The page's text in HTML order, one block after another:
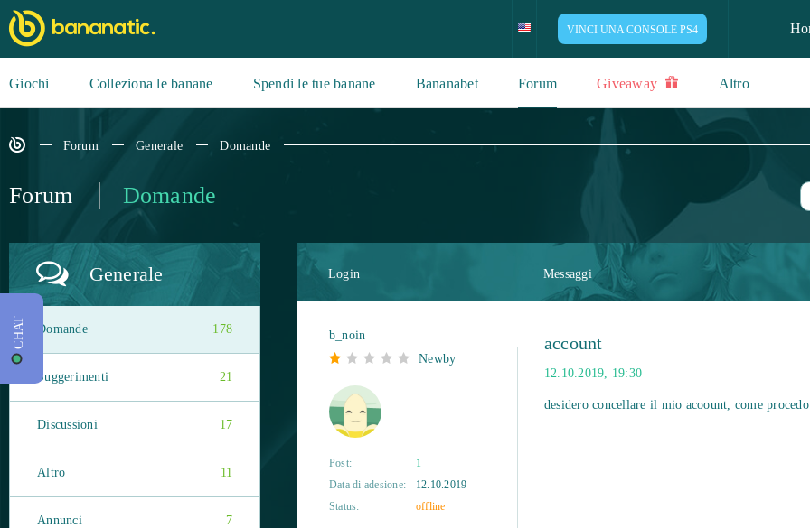
VINCI UNA CONSOLE PS4
Giochi Colleziona le banane Spendi le tue banane Bananabet Forum Giveaway Altro
Forum Generale Domande
Forum Domande
Login Messaggi
b_noin
Newby
Post:
1
Data di adesione:
12.10.2019
Status:
offline
account
12.10.2019, 19:30
desidero concellare il mio acoount, come
Generale
Domande 178
Suggerimenti 21
Discussioni 17
Altro 11
Annunci 7
CHAT